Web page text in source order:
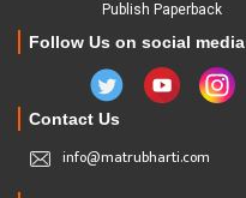
Publish Paperback
Follow Us on social media
Contact Us
info@matrubharti.com